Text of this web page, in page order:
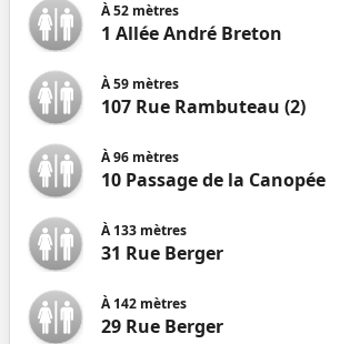
À52 mètres
1 Allée André Breton
À59 mètres
107 Rue Rambuteau (2)
À96 mètres
10 Passage de la Canopée
À133 mètres
31 Rue Berger
À142 mètres
29 Rue Berger